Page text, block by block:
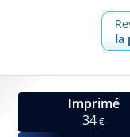
la
Imprimé
34€